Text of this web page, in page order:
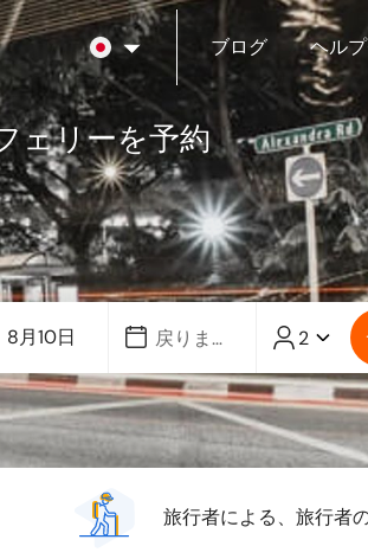
ブログ ヘル
フェリーを予約
2
旅行者による、旅行者